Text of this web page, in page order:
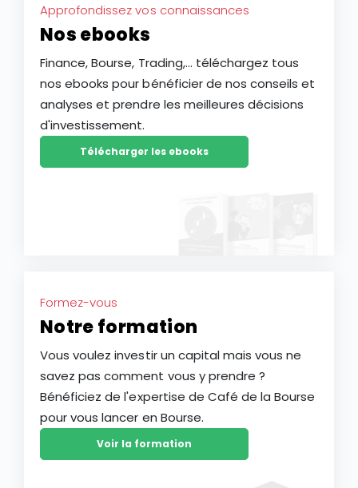
Approfondissez vos connaissances
Nos ebooks
Finance, Bourse, Trading,... téléchargez tous
nos ebooks pour bénéficier de nos conseils et
analyses et prendre les meilleures décisions
d'investissement.
Télécharger les ebooks
Formez-vous
Notre formation
Vous voulez investir un capital mais vous ne
savez pas comment vous y prendre ?
Bénéficiez de l'expertise de Café de la Bourse
pour vous lancer en Bourse.
Voir la formation